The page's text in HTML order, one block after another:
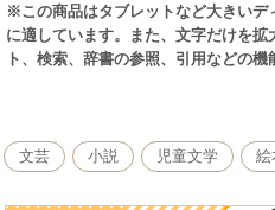
※この商品はタブレットなど大きいデ
に適しています。また、文字だけを
ト、検索、辞書の参照、引用などの機
きいろいとり文庫シリーズ作品集、
みのシカ」「5・北風と太陽」「6・王
た犬」「8・キツネとヤギ」「9・鳥と
文芸 小説 児童文学 絵